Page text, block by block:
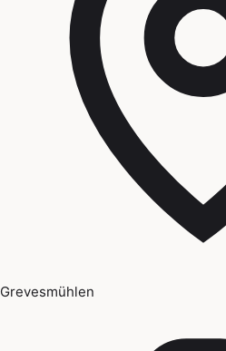
Grevesmühlen